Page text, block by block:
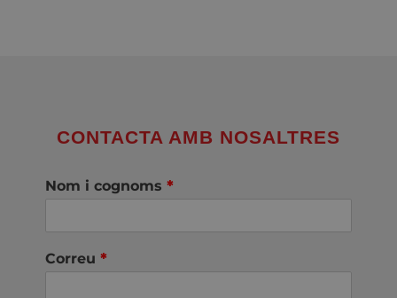
CONTACTA AMB NOSALTRES
Nom i cognoms *
Correu *